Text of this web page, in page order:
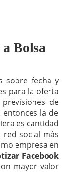
Bolsa
sobre fecha y
para la oferta
de
entonces la de
es cantidad
red social más
empresa en
Facebook
mayor valor